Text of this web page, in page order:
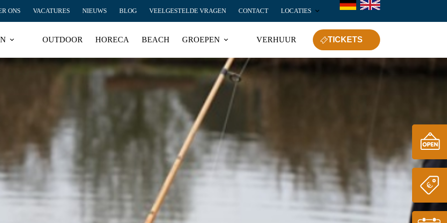
ONS VACATURES NIEUWS BLOG VEELGESTELDE VRAGEN CONTACT LOCATIES
OUTDOOR HORECA BEACH GROEPEN VERHUUR TICKETS